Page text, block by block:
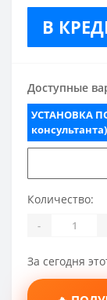
В
Доступные
УСТАНОВКА
консультанта)
Количество:
-
За сегодня